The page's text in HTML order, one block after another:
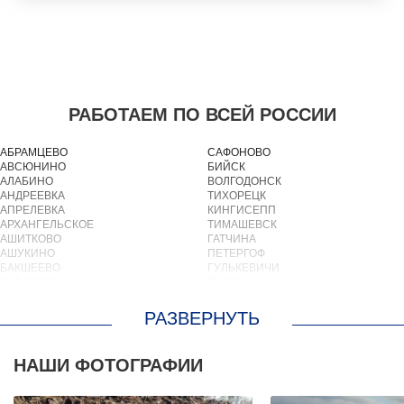
РАБОТАЕМ ПО ВСЕЙ РОССИИ
АБРАМЦЕВО
АВСЮНИНО
АЛАБИНО
АНДРЕЕВКА
АПРЕЛЕВКА
АРХАНГЕЛЬСКОЕ
АШИТКОВО
АШУКИНО
БАКШЕЕВО
БЕЛООЗЕРСКИЙ
БОГОРОДСКОЕ
БОЛЬШИЕ ДВОРЫ
САФОНОВО
БИЙСК
ВОЛГОДОНСК
ТИХОРЕЦК
КИНГИСЕПП
ТИМАШЕВСК
ГАТЧИНА
ПЕТЕРГОФ
ГУЛЬКЕВИЧИ
ВЫБОРГ
ТУАПСЕ
НАХОДКА
НАШИ ФОТОГРАФИИ